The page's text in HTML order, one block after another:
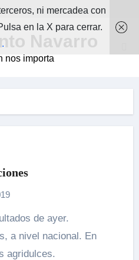
Navarro
nos importa
a nivel nacional. En
agridulces.
ni mercadea con
en la X para cerrar.
.